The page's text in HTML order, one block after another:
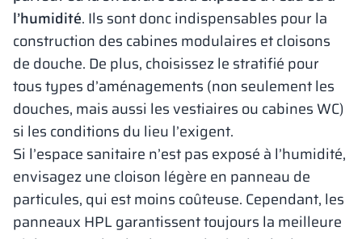
l’humidité. Ils sont donc indispensables pour la
construction des cabines modulaires et cloisons
de douche. De plus, choisissez le stratifié pour
tous types d’aménagements (non seulement les
douches, mais aussi les vestiaires ou cabines WC)
si les conditions du lieu l’exigent.
Si l’espace sanitaire n’est pas exposé à l’humidité,
envisagez une cloison légère en panneau de
particules, qui est moins coûteuse. Cependant, les
panneaux HPL garantissent toujours la meilleure